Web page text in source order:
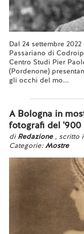
Dal 24 settembre
Passariano di
Centro Studi Pier
(Pordenone)
gli occhi del mo...
A Bologna in
fotografi del '900
di Redazione , scritto
Categorie:Mostre